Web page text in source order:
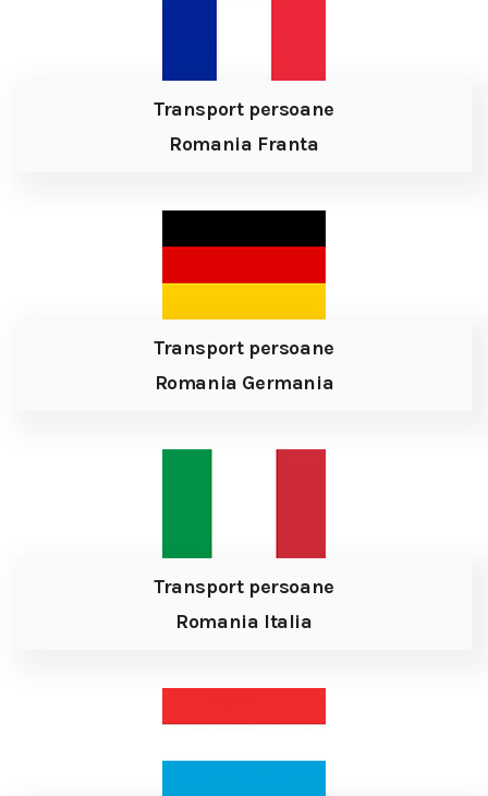
Transport persoane
Romania Franta
Transport persoane
Romania Germania
Transport persoane
Romania Italia